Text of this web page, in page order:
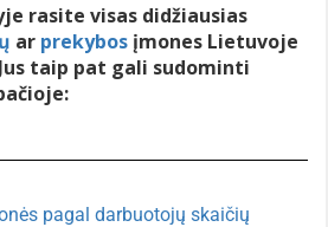
rasite visas didžiausias
ar prekybos įmones Lietuvoje
taip pat gali sudominti
pagal darbuotojų skaičių